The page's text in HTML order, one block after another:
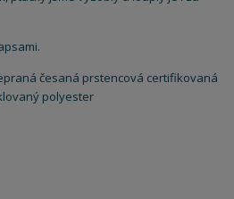
česaná prstencová certifikovaná
polyester